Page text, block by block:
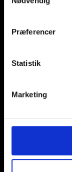
Præferencer
Statistik
Marketing
ca. 700
hold i alle aldre
drenge,